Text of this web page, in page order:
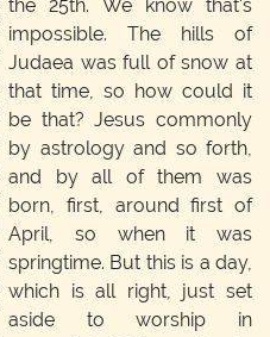
the 25th. We know that's
impossible. The hills of
Judaea was full of snow at
that time, so how could it
be that? Jesus commonly
by astrology and so forth,
and by all of them was
born, first, around first of
April, so when it was
springtime. But this is a day,
which is all right, just set
aside to worship in